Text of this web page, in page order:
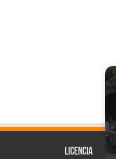
Licencia